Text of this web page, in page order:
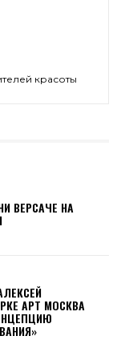
красоты
ВЕРСАЧЕ НА
АРТ МОСКВА